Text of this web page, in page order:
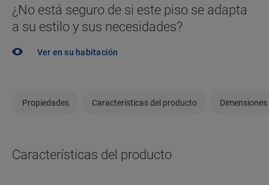
¿No está seguro de si este piso se adapta
a su estilo y sus necesidades?
Ver en su habitación
Propiedades Características del producto Dimensiones
Características del producto